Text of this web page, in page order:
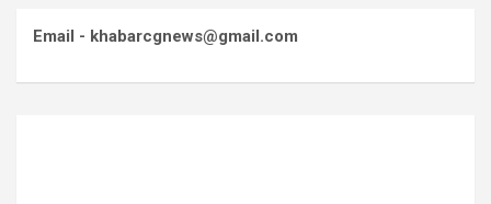
Email - khabarcgnews@gmail.com